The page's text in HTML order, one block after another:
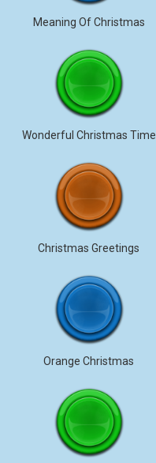
Meaning Of Christmas
Wonderful Christmas Time
Christmas Greetings
Orange Christmas